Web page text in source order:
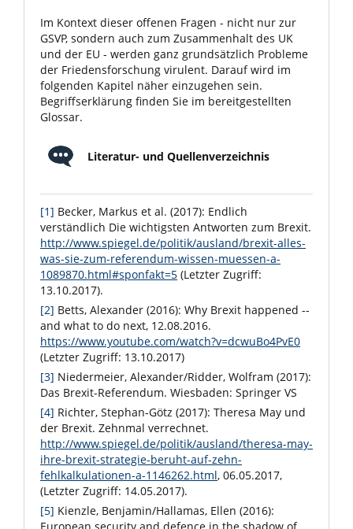
Im Kontext dieser offenen Fragen - nicht nur zur
GSVP, sondern auch zum Zusammenhalt des UK
und der EU - werden ganz grundsätzlich Probleme
der Friedensforschung virulent. Darauf wird im
folgenden Kapitel näher einzugehen sein.
Begriffserklärung finden Sie im bereitgestellten
Glossar.
Literatur- und Quellenverzeichnis
[1] Becker, Markus et al. (2017): Endlich
verständlich Die wichtigsten Antworten zum Brexit.
http://www.spiegel.de/politik/ausland/brexit-alles-
was-sie-zum-referendum-wissen-muessen-a-
1089870.html#sponfakt=5 (Letzter Zugriff:
13.10.2017).
[2] Betts, Alexander (2016): Why Brexit happened --
and what to do next, 12.08.2016.
https://www.youtube.com/watch?v=dcwuBo4PvE0
(Letzter Zugriff: 13.10.2017)
[3] Niedermeier, Alexander/Ridder, Wolfram (2017):
Das Brexit-Referendum. Wiesbaden: Springer VS
[4] Richter, Stephan-Götz (2017): Theresa May und
der Brexit. Zehnmal verrechnet.
http://www.spiegel.de/politik/ausland/theresa-may-
ihre-brexit-strategie-beruht-auf-zehn-
fehlkalkulationen-a-1146262.html, 06.05.2017,
(Letzter Zugriff: 14.05.2017).
[5] Kienzle, Benjamin/Hallamas, Ellen (2016):
European security and defence in the shadow of